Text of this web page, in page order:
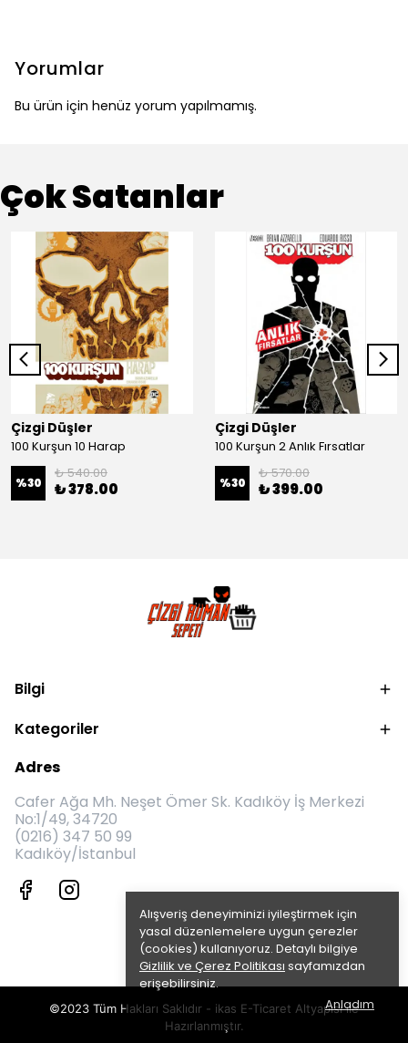
Alışveriş deneyiminizi iyileştirmek için
yasal düzenlemelere uygun çerezler
(cookies) kullanıyoruz. Detaylı bilgiye
Gizlilik ve Çerez Politikası sayfamızdan
erişebilirsiniz.
Anladım
Yorumlar
Bu ürün için henüz yorum yapılmamış.
Çok Satanlar
Çizgi Düşler
100 Kurşun 10 Harap
%30
₺ 540.00
₺ 378.00
Çizgi Düşler
100 Kurşun 2 Anlık Fırsatlar
%30
₺ 570.00
₺ 399.00
Bilgi
Kategoriler
Adres
Cafer Ağa Mh. Neşet Ömer Sk. Kadıköy İş Merkezi
No:1/49, 34720
(0216) 347 50 99
Kadıköy/İstanbul
©2023 Tüm Hakları Saklıdır - ikas E-Ticaret Altyapısı ile
Hazırlanmıştır.